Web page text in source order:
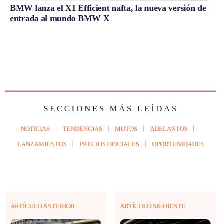
BMW lanza el X1 Efficient nafta, la nueva versión de
entrada al mundo BMW X
SECCIONES MÁS LEÍDAS
NOTICIAS TENDENCIAS MOTOS ADELANTOS
LANZAMIENTOS PRECIOS OFICIALES OPORTUNIDADES
ARTÍCULO ANTERIOR ARTÍCULO SIGUIENTE